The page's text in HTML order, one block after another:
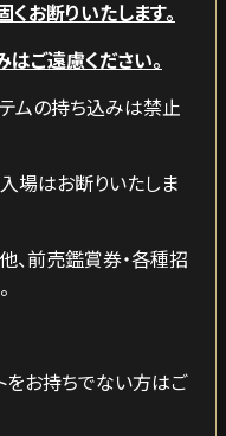
お断りいたします。
ご遠慮ください。
ムの持ち込みは禁止
場はお断りいたしま
、前売鑑賞券・各種招
をお持ちでない方はご